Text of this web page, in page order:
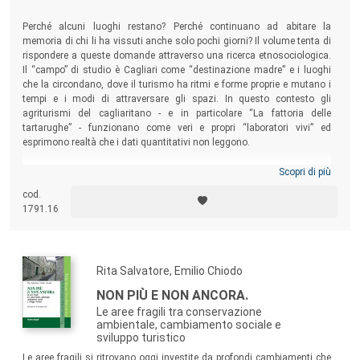
Côte d’Opale); Rita Salvatore (Università di Teramo); André
Santos da Rocha (Universidade Federal Rural do Rio de
Janeiro); Marcos Aurelio Saquet (Universidade Estadual do
Oeste do Paranà); Andrea Vargiu (Università di Sassari);
Francesco Vespasiano (Università del Sannio); Angela Maria
Zocchi (Università di Teramo); Paolo Zurla (Università di
Bologna).
: Everardo Minardi (Università di
Teramo); Nico Bortoletto (Università di Teramo); Emilio
La collana accoglie studi, ricerche e riflessioni teoriche
dedicate ai processi di trasformazione dei territori, delle
comunità e delle istituzioni locali. Lo sviluppo locale viene
assunto non come semplice crescita economica, né come
applicazione territoriale di modelli generali di
Perché alcuni luoghi restano? Perché continuano ad abitare la
memoria di chi li ha vissuti anche solo pochi giorni? Il volume tenta di
rispondere a queste domande attraverso una ricerca etnosociologica.
Il “campo” di studio è Cagliari come “destinazione madre” e i luoghi
che la circondano, dove il turismo ha ritmi e forme proprie e mutano i
tempi e i modi di attraversare gli spazi. In questo contesto gli
agriturismi del cagliaritano - e in particolare “La fattoria delle
tartarughe” - funzionano come veri e propri “laboratori vivi” ed
esprimono realtà che i dati quantitativi non leggono.
Scopri di più
cod.
1791.16
Rita Salvatore, Emilio Chiodo
NON PIÙ E NON ANCORA.
Le aree fragili tra conservazione
ambientale, cambiamento sociale e
sviluppo turistico
Le aree fragili si ritrovano oggi investite da profondi cambiamenti che